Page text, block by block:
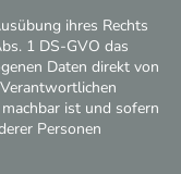
ihres Rechts
1 DS-GVO das
Daten direkt von
ist und sofern
Personen